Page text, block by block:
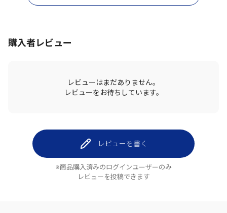
購入者レビュー
レビューはまだありません。
レビューをお待ちしています。
レビューを書く
※商品購入済みのログインユーザーのみ
レビューを投稿できます